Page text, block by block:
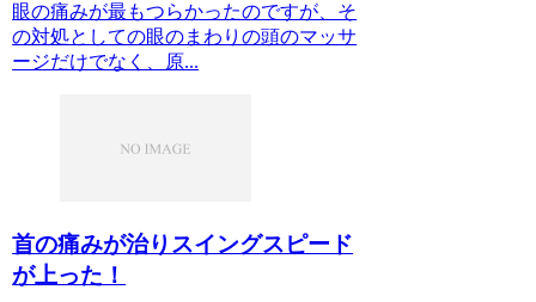
眼の痛みが最もつらかったのですが、そ
の対処としての眼のまわりの頭のマッサ
ージだけでなく、原...
首の痛みが治りスイングスピード
が上った！